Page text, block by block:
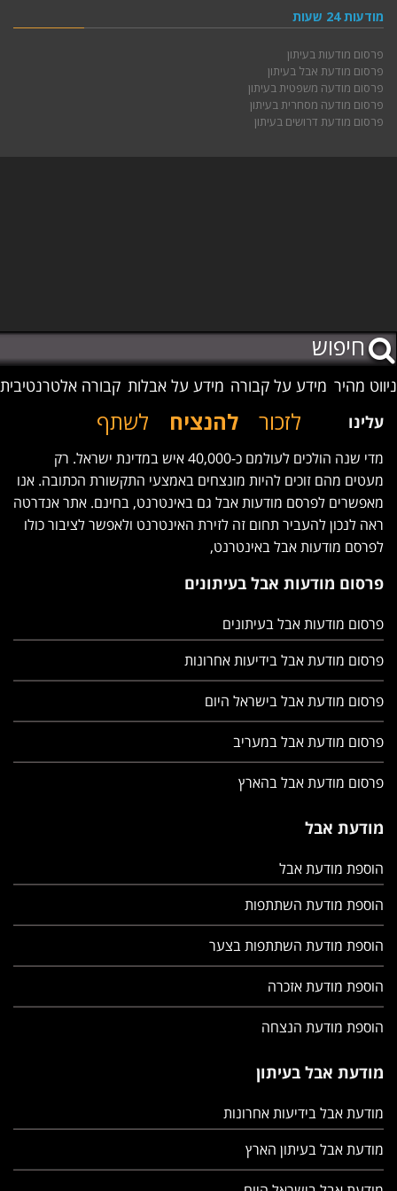
מודעות 24 שעות
פרסום מודעות בעיתון
פרסום מודעת אבל בעיתון
פרסום מודעה משפטית בעיתון
פרסום מודעה מסחרית בעיתון
פרסום מודעת דרושים בעיתון
ניווט מהיר מידע על קבורה מידע על אבלות קבורה אלטרנטיבית
לזכור להנציח לשתף עלינו
מדי שנה הולכים לעולמם כ-40,000 איש במדינת ישראל. רק
מעטים מהם זוכים להיות מונצחים באמצעי התקשורת הכתובה. אנו
מאפשרים לפרסם מודעות אבל גם באינטרנט, בחינם. אתר אנדרטה
ראה לנכון להעביר תחום זה לזירת האינטרנט ולאפשר לציבור כולו
לפרסם מודעות אבל באינטרנט,
פרסום מודעות אבל בעיתונים
פרסום מודעות אבל בעיתונים
פרסום מודעת אבל בידיעות אחרונות
פרסום מודעת אבל בישראל היום
פרסום מודעת אבל במעריב
פרסום מודעת אבל בהארץ
מודעת אבל
הוספת מודעת אבל
הוספת מודעת השתתפות
הוספת מודעת השתתפות בצער
הוספת מודעת אזכרה
הוספת מודעת הנצחה
מודעת אבל בעיתון
מודעת אבל בידיעות אחרונות
מודעת אבל בעיתון הארץ